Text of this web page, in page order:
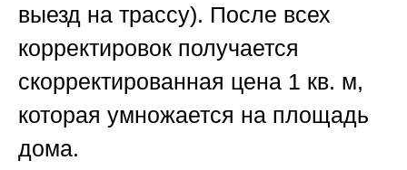
выезд на трассу). После всех
корректировок получается
скорректированная цена 1 кв. м,
которая умножается на площадь
дома.